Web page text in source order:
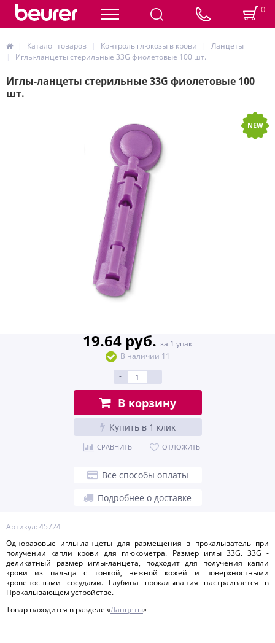
0
Каталог товаров Контроль глюкозы в крови
Ланцеты
Иглы-ланцеты стерильные 33G фиолетовые 100 шт.
Иглы-ланцеты стерильные 33G фиолетовые 100
шт.
NEW
Артикул: 45724
Одноразовые иглы-ланцеты для размещения в прокалыватель при
получении капли крови для глюкометра. Размер иглы 33G. 33G -
деликатный размер иглы-ланцета, подходит для получения капли
крови из пальца с тонкой, нежной кожей и поверхностными
кровеносными сосудами. Глубина прокалывания настраивается в
Прокалывающем устройстве.
Товар находится в разделе «Ланцеты»
19.64 руб. за 1 упак
В наличии 11
-
+
В корзину
Купить в 1 клик
СРАВНИТЬ ОТЛОЖИТЬ
Все способы оплаты
Подробнее о доставке